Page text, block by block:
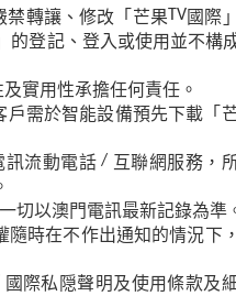
轉讓、修改「芒果 TV國際
的登記、登入或使用並不構
實用性承擔任何責任。
戶需於智能設備預先下載「
流動電話 / 互聯網服務，
切以澳門電訊最新記錄為準
時在不作出通知的情況下
國際私隠聲明及使用條款及